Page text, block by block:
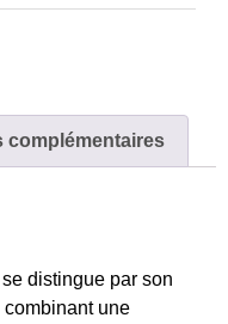
complémentaires
se distingue par son
une